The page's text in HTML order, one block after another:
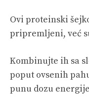
Ovi proteinski
pripremljeni, već
Kombinujte ih sa
poput ovsenih
punu dozu